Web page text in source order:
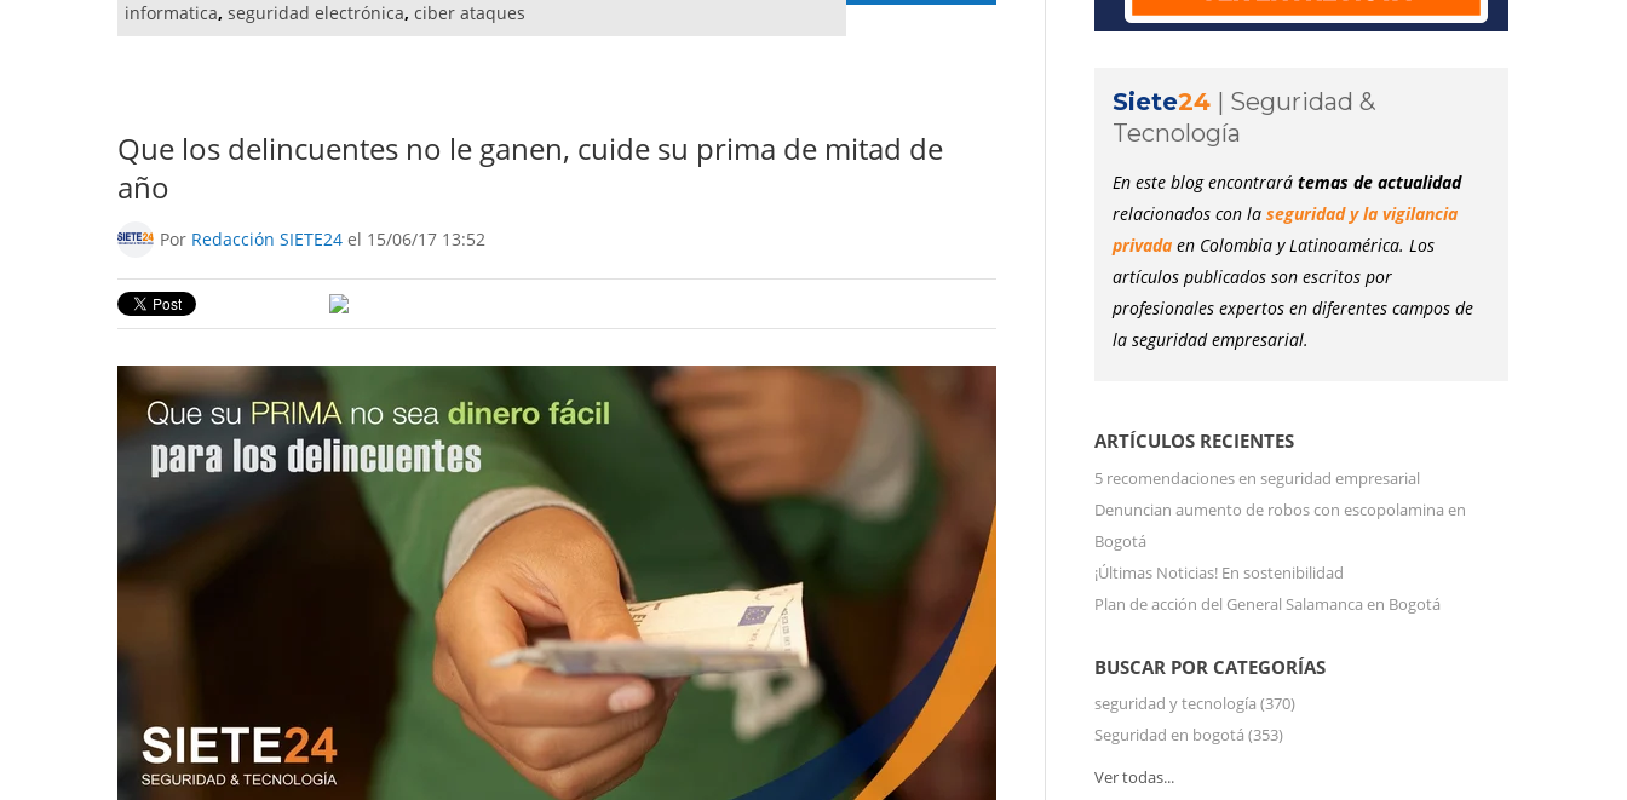
informatica, seguridad electrónica, ciber ataques
Que los delincuentes no le ganen, cuide su prima de mitad de
año
Por Redacción SIETE24 el 15/06/17 13:52
Siete24| Seguridad &
Tecnología
En este blog encontrará temas de actualidad
relacionados con la seguridad y la vigilancia
privadaen Colombia y Latinoamérica. Los
artículos publicados son escritos por
profesionales expertos en diferentes campos de
la seguridad empresarial.
ARTÍCULOS RECIENTES
5 recomendaciones en seguridad empresarial
Denuncian aumento de robos con escopolamina en
Bogotá
¡Últimas Noticias! En sostenibilidad
Plan de acción del General Salamanca en Bogotá
BUSCAR POR CATEGORÍAS
seguridad y tecnología (370)
Seguridad en bogotá (353)
Ver todas...